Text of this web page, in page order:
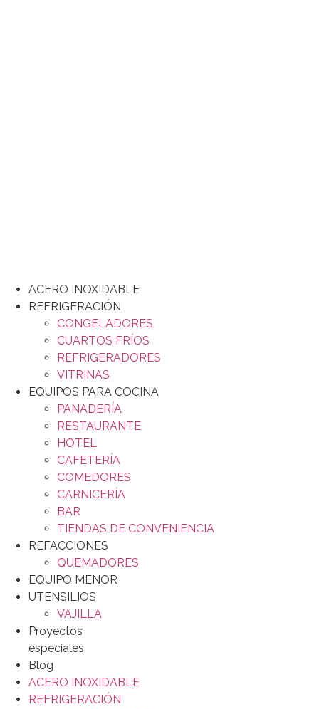
ACERO INOXIDABLE
REFRIGERACIÓN
CONGELADORES
CUARTOS FRÍOS
REFRIGERADORES
VITRINAS
EQUIPOS PARA COCINA
PANADERÍA
RESTAURANTE
HOTEL
CAFETERÍA
COMEDORES
CARNICERÍA
BAR
TIENDAS DE CONVENIENCIA
REFACCIONES
QUEMADORES
EQUIPO MENOR
UTENSILIOS
VAJILLA
Proyectos
especiales
Blog
ACERO INOXIDABLE
REFRIGERACIÓN